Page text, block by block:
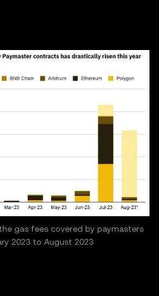
gas fees covered by paymasters
2023 to August 2023